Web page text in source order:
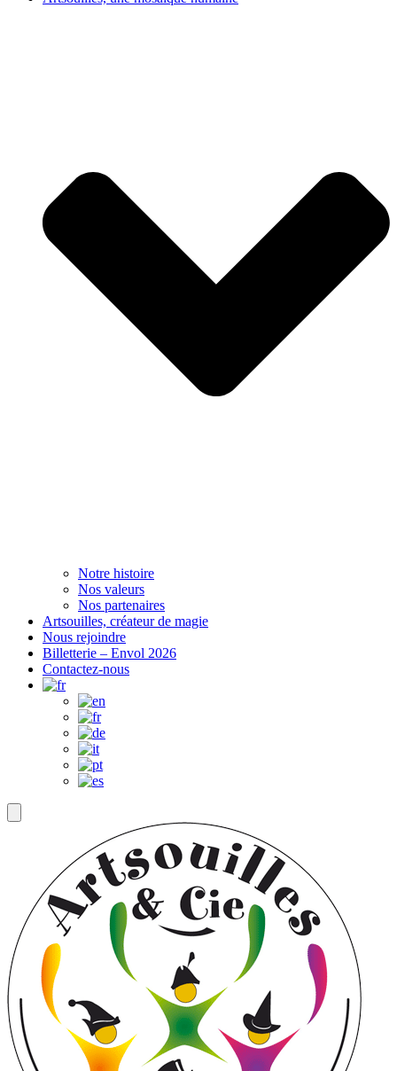
Notre histoire
Nos valeurs
Nos partenaires
Artsouilles, créateur de magie
Nous rejoindre
Billetterie – Envol 2026
Contactez-nous